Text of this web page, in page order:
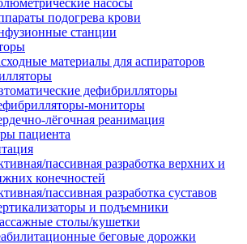
подогрева крови
станции
материалы для аспираторов
дефибрилляторы
мониторы
лёгочная реанимация
пациента
пассивная разработка верхних и
конечностей
пассивная разработка суставов
и подъемники
столы/кушетки
беговые дорожки